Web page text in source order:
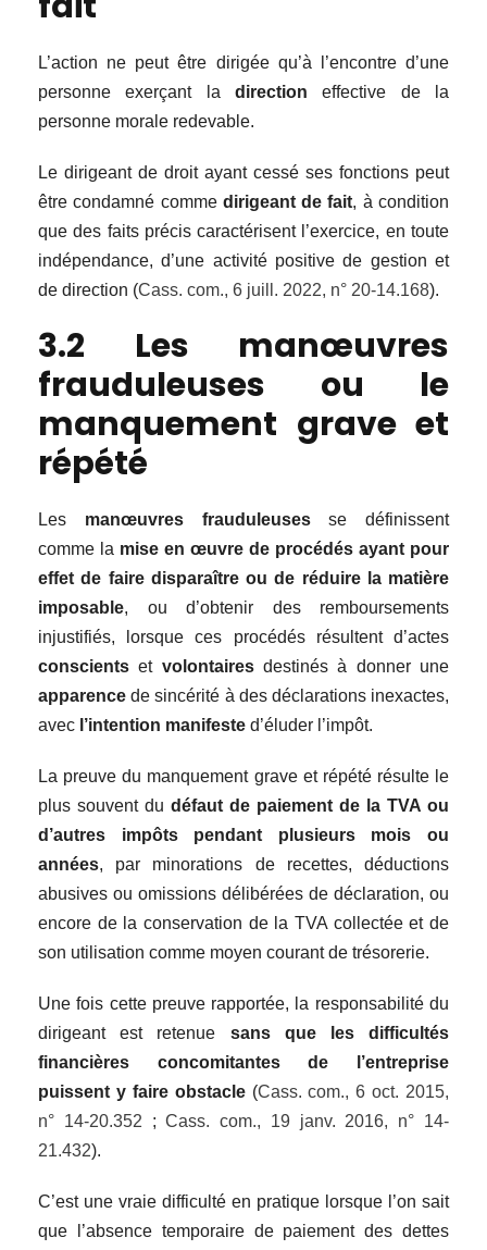
L’action ne peut être dirigée qu’à l’encontre d’une
personne exerçant la direction effective de la
personne morale redevable.
Le dirigeant de droit ayant cessé ses fonctions peut
être condamné comme dirigeant de fait, à condition
que des faits précis caractérisent l’exercice, en toute
indépendance, d’une activité positive de gestion et
de direction (Cass. com., 6 juill. 2022, n° 20-14.168).
3.2 Les manœuvres
frauduleuses ou le
manquement grave et
répété
Les manœuvres frauduleusesse définissent
comme la mise en œuvre de procédés ayant pour
effet de faire disparaître ou de réduire la matière
imposable, ou d’obtenir des remboursements
injustifiés, lorsque ces procédés résultent d’actes
conscients et volontairesdestinés à donner une
apparence de sincérité à des déclarations inexactes,
avec l’intention manifeste d’éluder l’impôt.
La preuve du manquement grave et répété résulte le
plus souvent du défaut de paiement de la TVA ou
d’autres impôts pendant plusieurs mois ou
années, par minorations de recettes, déductions
abusives ou omissions délibérées de déclaration, ou
encore de la conservation de la TVA collectée et de
son utilisation comme moyen courant de trésorerie.
Une fois cette preuve rapportée, la responsabilité du
dirigeant est retenue sans que les difficultés
financières concomitantes de l’entreprise
puissent y faire obstacle(Cass. com., 6 oct. 2015,
n° 14-20.352 ;Cass. com., 19 janv. 2016, n° 14-
21.432).
C’est une vraie difficulté en pratique lorsque l’on sait
que l’absence temporaire de paiement des dettes